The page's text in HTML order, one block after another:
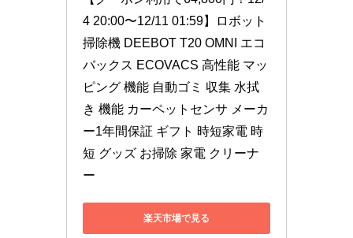
4 20:00〜12/11 01:59】ロボット
掃除機 DEEBOT T20 OMNI エコ
バックス ECOVACS 高性能 マッ
ピング 機能 自動ゴミ 収集 水拭
き 機能 カーペットセンサ メーカ
ー1年間保証 ギフト 時短家電 時
短 グッズ お掃除 家電 クリーナ
ー
楽天市場で見る